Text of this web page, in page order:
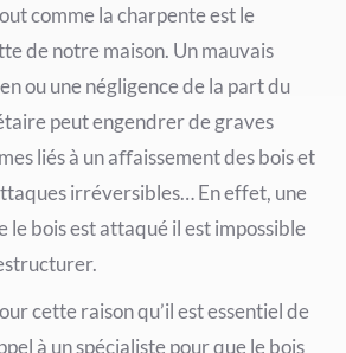
comme la charpente est le
de notre maison. Un mauvais
ou une négligence de la part du
peut engendrer de graves
liés à un aﬀaissement des bois et
irréversibles… En effet, une
le bois est attaqué il est impossible
cette raison qu’il est essentiel de
à un spécialiste pour que le bois